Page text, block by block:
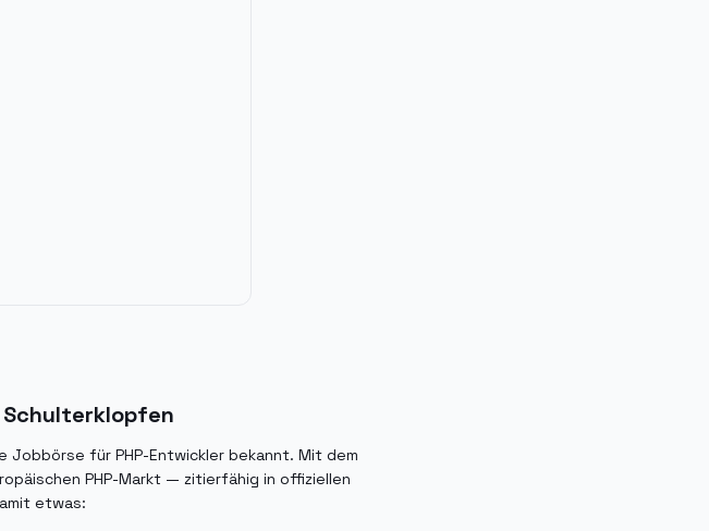
Schulterklopfen
Jobbörse für PHP-Entwickler bekannt. Mit dem
PHP-Markt — zitierfähig in offiziellen
etwas: